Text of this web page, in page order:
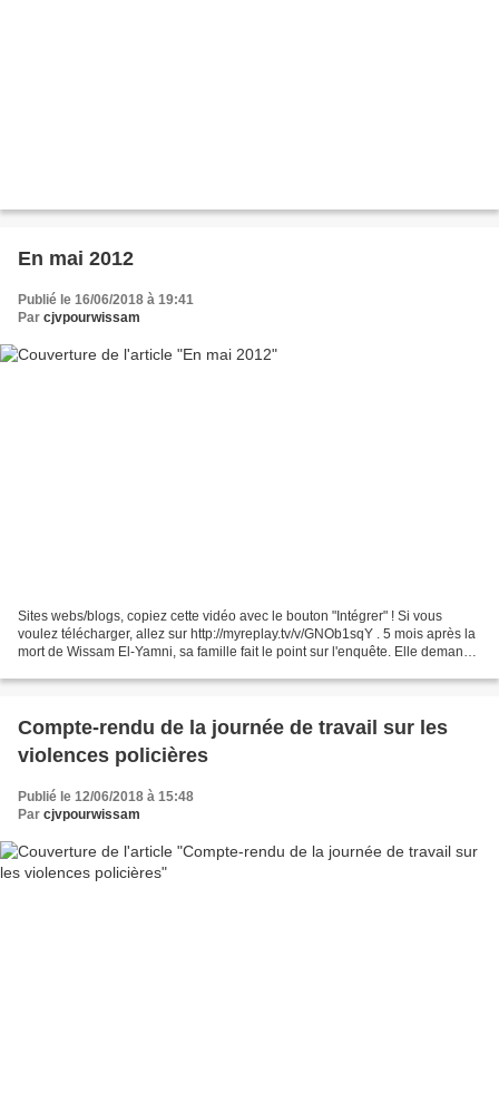
En mai 2012
Publié le 16/06/2018 à 19:41
Par cjvpourwissam
Sites webs/blogs, copiez cette vidéo avec le bouton "Intégrer" ! Si vous
voulez télécharger, allez sur http://myreplay.tv/v/GNOb1sqY . 5 mois après la
mort de Wissam El-Yamni, sa famille fait le point sur l'enquête. Elle demande
Compte-rendu de la journée de travail sur les
violences policières
Publié le 12/06/2018 à 15:48
Par cjvpourwissam